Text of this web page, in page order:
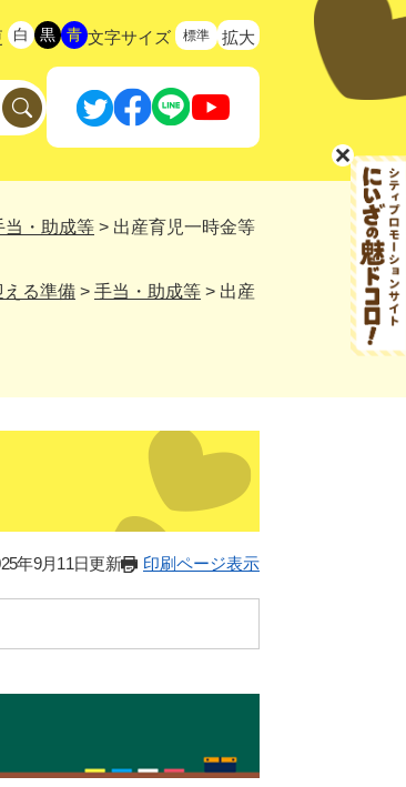
白 黒 青 文字サイズ 標準 拡大
当・助成等 > 出産育児一時金等
える準備 > 手当・助成等 > 出産
年9月11日更新 印刷ページ表示